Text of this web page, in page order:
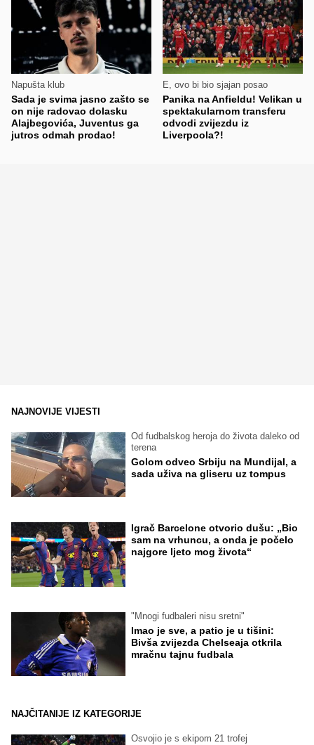
Napušta klub
Sada je svima jasno zašto se
on nije radovao dolasku
Alajbegovića, Juventus ga
jutros odmah prodao!
E, ovo bi bio sjajan posao
Panika na Anfieldu! Velikan u
spektakularnom transferu
odvodi zvijezdu iz
Liverpoola?!
NAJNOVIJE VIJESTI
Od fudbalskog heroja do života daleko od
terena
Golom odveo Srbiju na Mundijal, a
sada uživa na gliseru uz tompus
Igrač Barcelone otvorio dušu: „Bio
sam na vrhuncu, a onda je počelo
najgore ljeto mog života“
"Mnogi fudbaleri nisu sretni"
Imao je sve, a patio je u tišini:
Bivša zvijezda Chelseaja otkrila
mračnu tajnu fudbala
NAJČITANIJE IZ KATEGORIJE
Osvojio je s ekipom 21 trofej